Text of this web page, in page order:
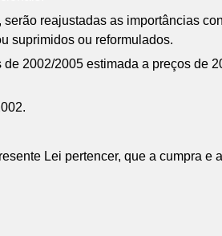
reajustadas as importâncias
suprimidos ou reformulados.
2002/2005 estimada a preços de
Lei pertencer, que a cumpra e